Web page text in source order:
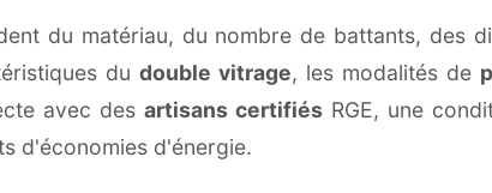
du matériau, du nombre de battants, des
du double vitrage, les modalités de
avec des artisans certifiés RGE, une
d'économies d'énergie.